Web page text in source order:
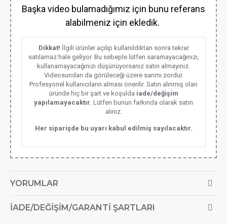
Başka video bulamadığımız için bunu referans
alabilmeniz için ekledik.
Dikkat! İlgili ürünler açılıp kullanıldıktan sonra tekrar
satılamaz hale geliyor. Bu sebeple lütfen saramayacağınızı,
kullanamayacağınızı düşünüyorsanız satın almayınız.
Videosundan da görüleceği üzere sarımı zordur.
Profesyonel kullanıcıların alması önerilir. Satın alınmış olan
üründe hiç bir şart ve koşulda iade/değişim
yapılamayacaktır. Lütfen bunun farkında olarak satın
alınız.
Her siparişde bu uyarı kabul edilmiş sayılacaktır.
YORUMLAR
İADE/DEĞIŞIM/GARANTI ŞARTLARI